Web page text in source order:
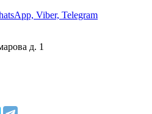
Viber, Telegram
д. 1